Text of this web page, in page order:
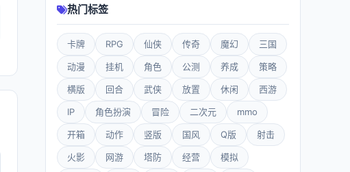
热门标签
卡牌 RPG 仙侠 传奇 魔幻 三国
动漫 挂机 角色 公测 养成 策略
横版 回合 武侠 放置 休闲 西游
IP 角色扮演 冒险 二次元 mmo
开箱 动作 竖版 国风 Q版 射击
火影 网游 塔防 经营 模拟